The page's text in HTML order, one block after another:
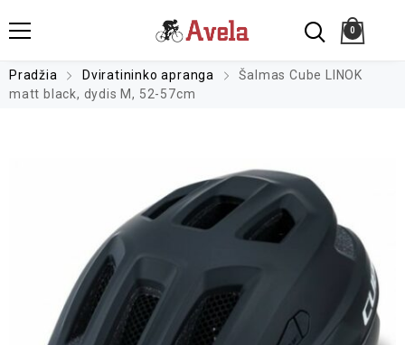
0
Pradžia Dviratininko apranga
Šalmas Cube LINOK
matt black, dydis M, 52-57cm